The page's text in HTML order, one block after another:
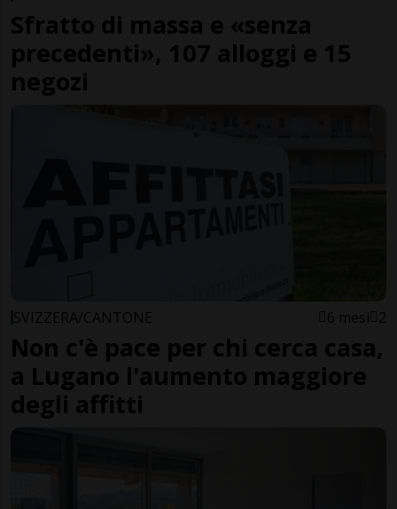
Sfratto di massa e «senza
precedenti», 107 alloggi e 15
negozi
SVIZZERA/CANTONE 6 mesi 2
Non c'è pace per chi cerca casa,
a Lugano l'aumento maggiore
degli affitti